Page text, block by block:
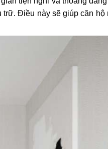
Điều này sẽ giúp căn hộ